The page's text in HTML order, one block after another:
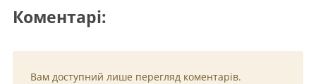
Коментарі:
Вам доступний лише перегляд коментарів.